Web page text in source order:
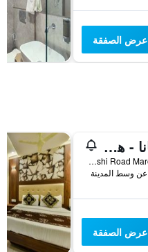
عرض الصفقة
نيو شاهانا - هوستل
Shop No 5 Marol Maroshi Road Marol Andheri E, مومباي, الهند
عرض الصفقة